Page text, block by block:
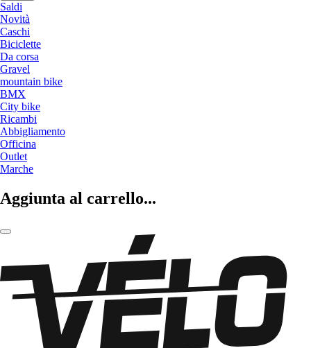
Saldi
Novità
Caschi
Biciclette
Da corsa
Gravel
mountain bike
BMX
City bike
Ricambi
Abbigliamento
Officina
Outlet
Marche
Aggiunta al carrello...